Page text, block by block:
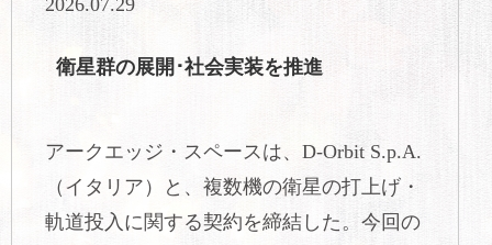
2026.07.29
衛星群の展開･社会実装を推進
アークエッジ・スペースは、D-Orbit S.p.A.
（イタリア）と、複数機の衛星の打上げ・
軌道投入に関する契約を締結した。今回の